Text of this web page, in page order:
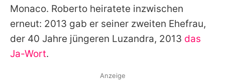
Monaco. Roberto heiratete inzwischen
erneut: 2013 gab er seiner zweiten Ehefrau,
der 40 Jahre jüngeren Luzandra, 2013 das
Ja-Wort.
Anzeige